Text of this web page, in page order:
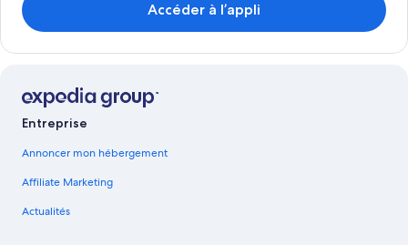
Accéder à l’appli
Entreprise
Annoncer mon hébergement
Affiliate Marketing
Actualités